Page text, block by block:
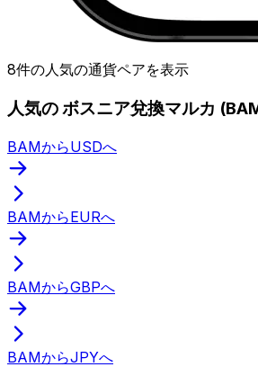
8件の人気の通貨ペアを表示
人気の ボスニア兌換マルカ
BAMからUSDへ
BAMからEURへ
BAMからGBPへ
BAMからJPYへ